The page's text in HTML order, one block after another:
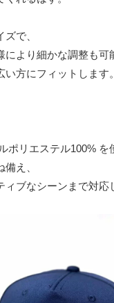
で、
より細かな調整も可
方にフィットします。
ポリエステル100% を
え、
ィブなシーンまで対応